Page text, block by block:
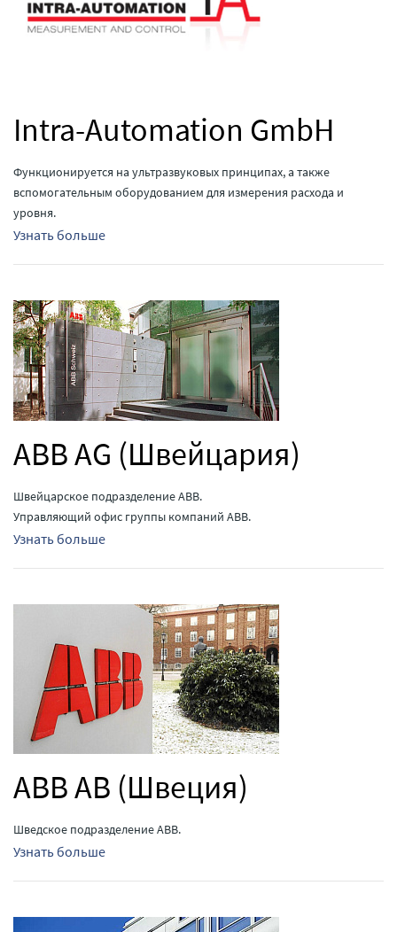
Intra-Automation GmbH
Функционируется на ультразвуковых принципах, а также
вспомогательным оборудованием для измерения расхода и
уровня.
Узнать больше
ABB AG (Швейцария)
Швейцарское подразделение ABB.
Управляющий офис группы компаний ABB.
Узнать больше
ABB AB (Швеция)
Шведское подразделение ABB.
Узнать больше